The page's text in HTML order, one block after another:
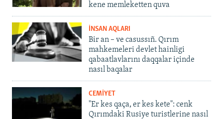
kene memleketten quva
İNSAN AQLARI
Bir an – ve casussıñ. Qırım
mahkemeleri devlet hainligi
qabaatlavlarını daqqalar içinde
nasıl baqalar
CEMİYET
"Er kes qaça, er kes kete": cenk
Qırımdaki Rusiye turistlerine nasıl